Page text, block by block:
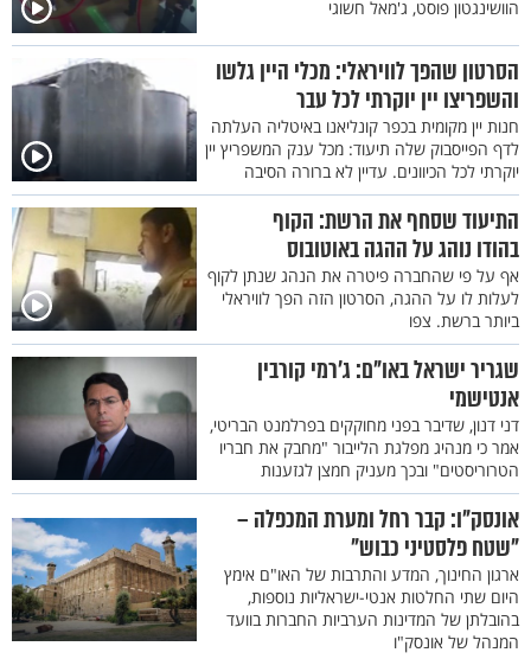
הוושינגטון פוסט, ג'מאל חשוגי
הסרטון שהפך לוויראלי: מכלי היין גלשו
והשפריצו יין יוקרתי לכל עבר
חנות יין מקומית בכפר קונליאנו באיטליה העלתה
לדף הפייסבוק שלה תיעוד: מכל ענק המשפריץ יין
יוקרתי לכל הכיוונים. עדיין לא ברורה הסיבה
התיעוד שסחף את הרשת: הקוף
בהודו נוהג על ההגה באוטובוס
אף על פי שהחברה פיטרה את הנהג שנתן לקוף
לעלות לו על ההגה, הסרטון הזה הפך לוויראלי
ביותר ברשת. צפו
שגריר ישראל באו"ם: ג’רמי קורבין
אנטישמי
דני דנון, שדיבר בפני מחוקקים בפרלמנט הבריטי,
אמר כי מנהיג מפלגת הלייבור "מחבק את חבריו
הטרוריסטים" ובכך מעניק חמצן לגזענות
אונסק"ו: קבר רחל ומערת המכפלה –
"שטח פלסטיני כבוש"
ארגון החינוך, המדע והתרבות של האו"ם אימץ
היום שתי החלטות אנטי-ישראליות נוספות,
בהובלתן של המדינות הערביות החברות בוועד
המנהל של אונסק"ו